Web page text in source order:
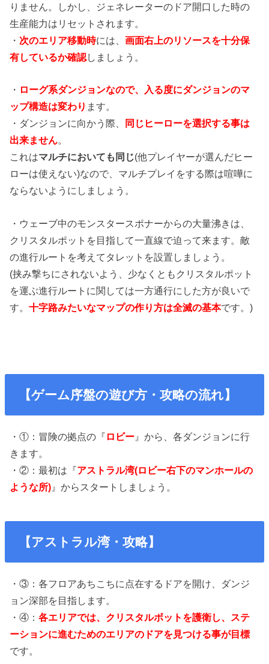
りません。しかし、ジェネレーターのドア開口した時の
生産能力はリセットされます。
・ 次のエリア移動時には、画面右上のリソースを十分保
有しているか確認しましょう。
・ ローグ系ダンジョンなので、入る度にダンジョンのマ
ップ構造は変わり ます。
・ダンジョンに向かう際、
同じヒーローを選択する事は
出来ません。
これはマルチにおいても同じ(他プレイヤーが選んだヒー
ローは使えない)なので、マルチプレイをする際は喧嘩に
ならないようにしましょう。
・ウェーブ中のモンスタースポナーからの大量沸きは、
クリスタルポットを目指して一直線で迫って来ます。敵
の進行ルートを考えてタレットを設置しましょう。
(挟み撃ちにされないよう、少なくともクリスタルポット
を運ぶ進行ルートに関しては一方通行にした方が良いで
す。十字路みたいなマップの作り方は全滅の基本です。)
【ゲーム序盤の遊び方・攻略の流れ】
・①：冒険の拠点の『 ロビー 』から、各ダンジョンに行
きます。
・②：最初は『アストラル湾(ロビー右下のマンホールの
ような所) 』からスタートしましょう。
【アストラル湾・攻略】
・③：各フロアあちこちに点在するドアを開け、ダンジ
ョン深部を目指します。
・④：各エリアでは、クリスタルボットを護衛し、ステ
ーションに進むためのエリアのドアを見つける事が目標
です。